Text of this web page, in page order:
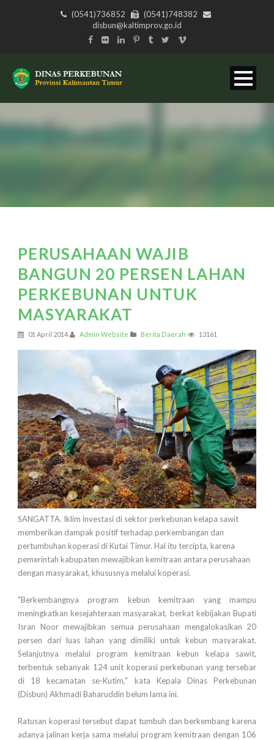
(0541)736852
(0541)748382
disbun@kaltimprov.go.id
PERUSAHAAN WAJIB
BANGUN 20 PERSEN LAHAN
PERKEBUNAN UNTUK
MASYARAKAT
01 April 2014 Admin Website Berita Daerah 13161
SANGATTA. Iklim investasi di sektor perkebunan kelapa sawit
memberikan dampak positif terhadap perkembangan dan
pertumbuhan koperasi di Kutai Timur. Hal itu tercipta, karena
pemerintah kabupaten mewajibkan kemitraan antara perusahaan
dengan masyarakat, khususnya melalui koperasi.
"Berkembangnya program kebun kemitraan yang mampu
meningkatkan kesejahteraan masyarakat, berkat kebijakan Bupati
Isran Noor mewajibkan semua perusahaan mengalokasikan 20
persen dari luas lahan yang dimiliki untuk kebun masyarakat.
Selanjutnya melalui program kemitraan kebun kelapa sawit,
terbentuk sebanyak 124 unit koperasi perkebunan yang tersebar
di 18 kecamatan se-Kutim," kata Kepala Dinas Perkebunan
(Disbun) Akhmadi Baharuddin belum lama ini.
Ratusan koperasi tersebut dapat tumbuh dan berkembang karena
adanya jalinan kerja sama melalui program kemitraan dengan 106